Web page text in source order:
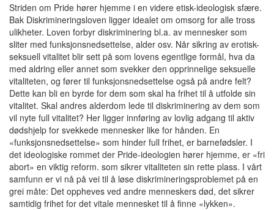
Striden om Pride hører hjemme i en videre etisk-ideologisk sfære.
Bak Diskrimineringsloven ligger idealet om omsorg for alle tross
ulikheter. Loven forbyr diskriminering bl.a. av mennesker som
sliter med funksjonsnedsettelse, alder osv. Når sikring av erotisk-
seksuell vitalitet blir sett på som lovens egentlige formål, hva da
med aldring eller annet som svekker den opprinnelige seksuelle
vitaliteten, og fører til funksjonsnedsettelse også på andre felt?
Dette kan bli en byrde for dem som skal ha frihet til å utfolde sin
vitalitet. Skal andres alderdom lede til diskriminering av dem som
vil nyte full vitalitet? Her ligger innføring av lovlig adgang til aktiv
dødshjelp for svekkede mennesker like for hånden. En
«funksjonsnedsettelse» som hinder full frihet, er barnefødsler. I
det ideologiske rommet der Pride-ideologien hører hjemme, er «fri
abort» en viktig reform. som sikrer vitaliteten sin rette plass. I vårt
samfunn er vi nå på vei til å løse diskrimineringsproblemet på en
grei måte: Det oppheves ved andre menneskers død, det sikrer
samtidig frihet for det vitale mennesket til å finne «lykken».